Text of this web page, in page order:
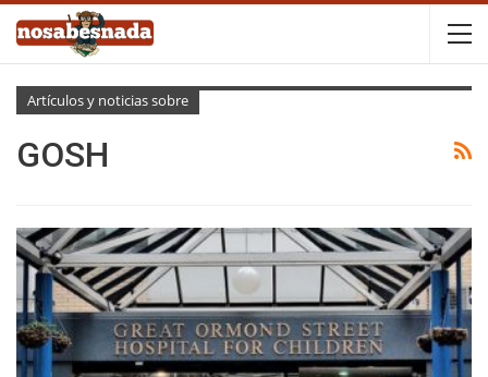
Artículos y noticias sobre
GOSH